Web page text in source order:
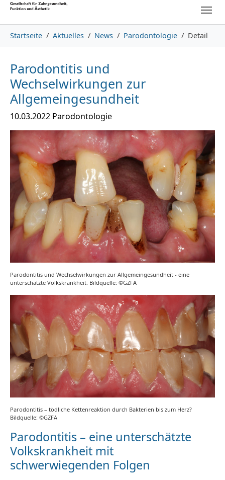
Skip to main content
Skip to page footer
Startseite Aktuelles News Parodontologie Detail
Parodontitis und
Wechselwirkungen zur
Allgemeingesundheit
10.03.2022 Parodontologie
Parodontitis und Wechselwirkungen zur Allgemeingesundheit - eine
unterschätzte Volkskrankheit. Bildquelle: ©GZFA
Parodontitis – tödliche Kettenreaktion durch Bakterien bis zum Herz?
Bildquelle: ©GZFA
Parodontitis – eine unterschätzte
Volkskrankheit mit
schwerwiegenden Folgen